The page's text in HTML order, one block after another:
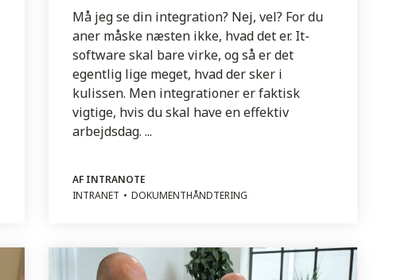
Må jeg se din integration? Nej, vel? For du
aner måske næsten ikke, hvad det er. It-
software skal bare virke, og så er det
egentlig lige meget, hvad der sker i
kulissen. Men integrationer er faktisk
vigtige, hvis du skal have en effektiv
arbejdsdag. ...
AF INTRANOTE
INTRANET
DOKUMENTHÅNDTERING